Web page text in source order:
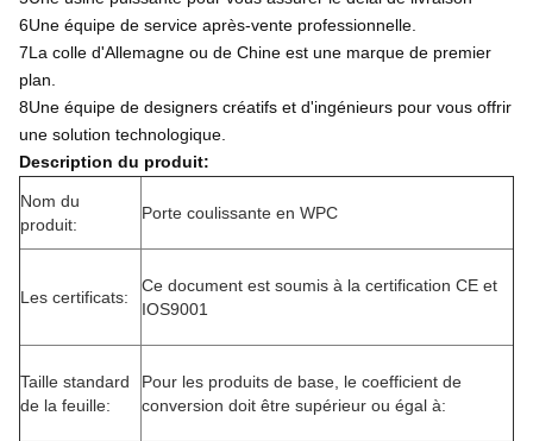
6Une équipe de service après-vente professionnelle.
7La colle d'Allemagne ou de Chine est une marque de premier
plan.
8Une équipe de designers créatifs et d'ingénieurs pour vous offrir
une solution technologique.
Description du produit:
Nom du
produit:
Porte coulissante en WPC
Les certificats:
Ce document est soumis à la certification CE et
IOS9001
Taille standard
de la feuille:
Pour les produits de base, le coefficient de
conversion doit être supérieur ou égal à: